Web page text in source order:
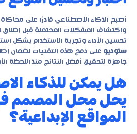
أصبح الذكاء الاصطناعي قادرًا على
واكتشاف المشكلات المحتملة قبل إطلاق
تحسين الأداء وتجربة الاستخدام بشكل
ستوديو على دمج هذه التقنيات لضمان
جاهزة لتحقيق أفضل النتائج منذ اللحظة
هل يمكن للذكاء
يحل محل المصمم
المواقع الإبداعية؟